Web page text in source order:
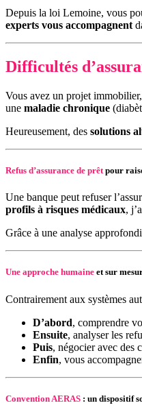
Depuis la loi Lemoine, vous
experts vous accompagnent
Difficultés
Vous avez un projet
une maladie chronique
Heureusement, des solutions
Refus d’assurance de prêtpour
Une banque peut refuser
profils à risques médicaux,
Grâce à une analyse
Une approche humaine et sur
Contrairement aux systèmes
D’abord, comprendre
Ensuite, analyser les
Puis, négocier avec des
Enfin, vous
Convention AERAS : un dispositif